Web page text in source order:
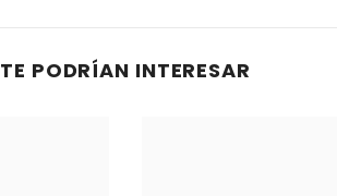
TE PODRÍAN INTERESAR